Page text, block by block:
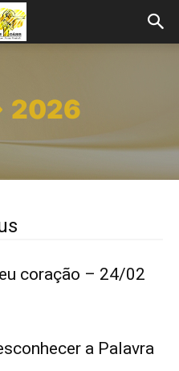
2026
coração – 24/02
a Palavra